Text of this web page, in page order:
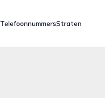
TelefoonnummersStraten